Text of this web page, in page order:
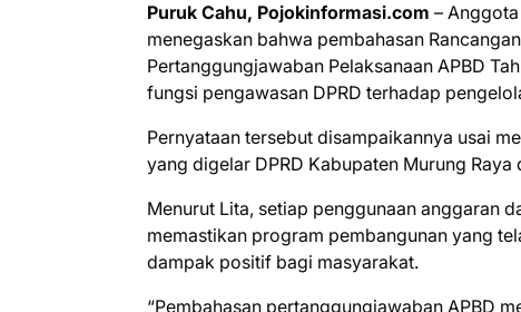
Puruk Cahu, Pojokinformasi.com –
menegaskan bahwa pembahasan
Pertanggungjawaban Pelaksanaan APBD
fungsi pengawasan DPRD terhadap
Pernyataan tersebut disampaikannya usai
yang digelar DPRD Kabupaten Murung
Menurut Lita, setiap penggunaan anggaran
memastikan program pembangunan yang
dampak positif bagi masyarakat.
“Pembahasan pertanggungjawaban APBD